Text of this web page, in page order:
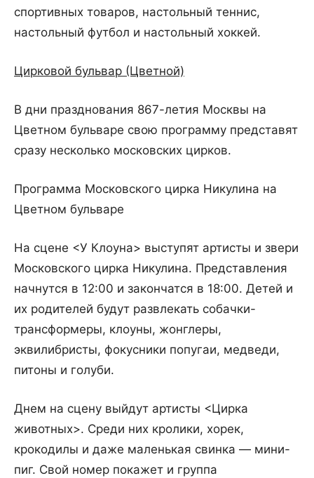
спортивных товаров, настольный теннис,
настольный футбол и настольный хоккей.
Цирковой бульвар (Цветной)
В дни празднования 867-летия Москвы на
Цветном бульваре свою программу представят
сразу несколько московских цирков.
Программа Московского цирка Никулина на
Цветном бульваре
На сцене <У Клоуна> выступят артисты и звери
Московского цирка Никулина. Представления
начнутся в 12:00 и закончатся в 18:00. Детей и
их родителей будут развлекать собачки-
трансформеры, клоуны, жонглеры,
эквилибристы, фокусники попугаи, медведи,
питоны и голуби.
Днем на сцену выйдут артисты <Цирка
животных>. Среди них кролики, хорек,
крокодилы и даже маленькая свинка — мини-
пиг. Свой номер покажет и группа